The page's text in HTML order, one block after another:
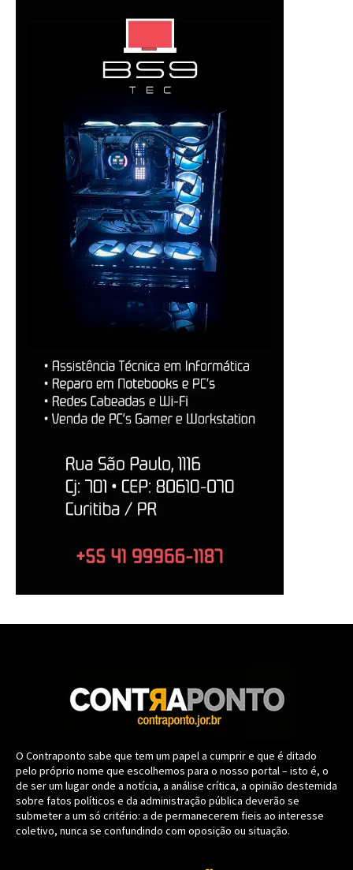
O Contraponto sabe que tem um papel a cumprir e que é ditado
pelo próprio nome que escolhemos para o nosso portal – isto é, o
de ser um lugar onde a notícia, a análise crítica, a opinião destemida
sobre fatos políticos e da administração pública deverão se
submeter a um só critério: a de permanecerem fieis ao interesse
coletivo, nunca se confundindo com oposição ou situação.